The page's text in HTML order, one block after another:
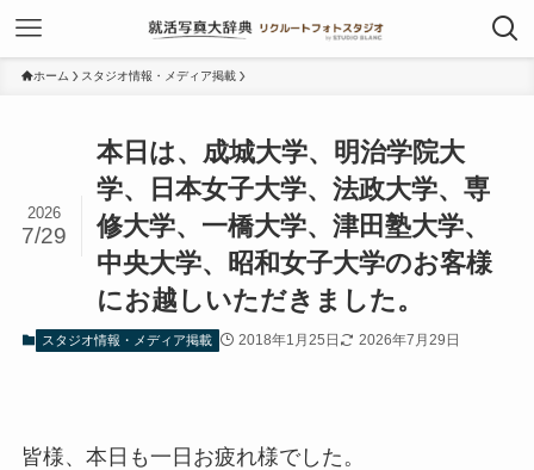
ホーム スタジオ情報・メディア掲載
本日は、成城大学、明治学院大
学、日本女子大学、法政大学、専
修大学、一橋大学、津田塾大学、
中央大学、昭和女子大学のお客様
にお越しいただきました。
2026
7/29
スタジオ情報・メディア掲載 2018年1月25日 2026年7月29日
皆様、本日も一日お疲れ様でした。